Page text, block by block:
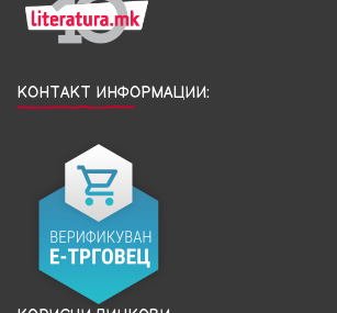
КОНТАКТ ИНФОРМАЦИИ: